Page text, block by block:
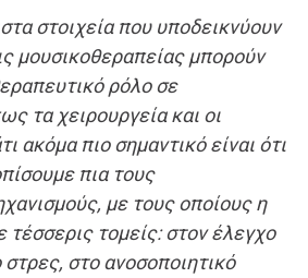
στοιχεία που υποδεικνύουν
μουσικοθεραπείας μπορούν
ρόλο σε
τα χειρουργεία και οι
ακόμα πιο σημαντικό είναι ότι
πια τους
με τους οποίους η
τέσσερις τομείς: στον έλεγχο
στο ανοσοποιητικό